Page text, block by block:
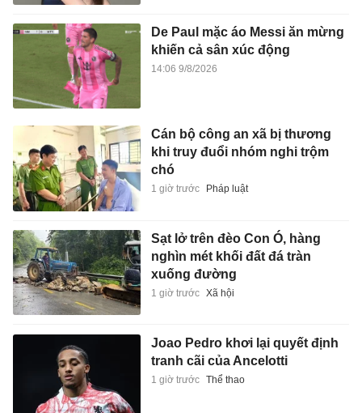
De Paul mặc áo Messi ăn mừng
khiến cả sân xúc động
14:06 9/8/2026
Cán bộ công an xã bị thương
khi truy đuổi nhóm nghi trộm
chó
1 giờ trước Pháp luật
Sạt lở trên đèo Con Ó, hàng
nghìn mét khối đất đá tràn
xuống đường
1 giờ trước Xã hội
Joao Pedro khơi lại quyết định
tranh cãi của Ancelotti
1 giờ trước Thể thao